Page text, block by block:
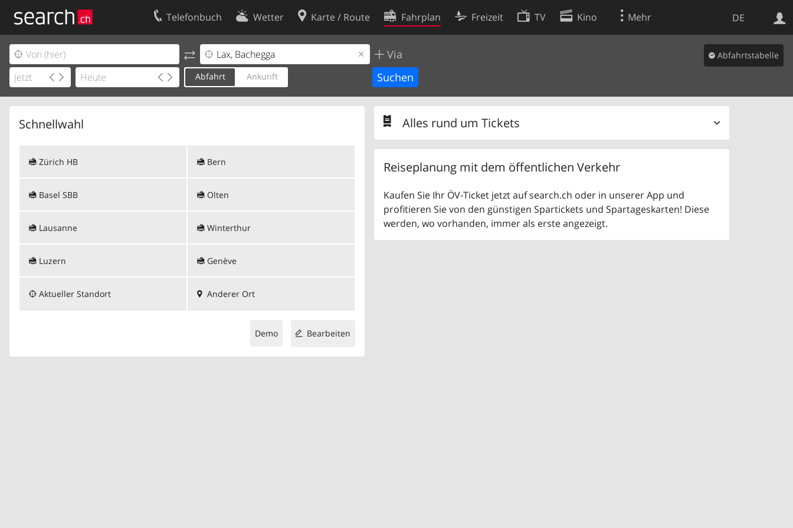
DE
Telefonbuch Wetter Karte / Route Fahrplan Freizeit TV Kino Mehr
Via
Abfahrt Ankunft
Abfahrtstabelle
Schnellwahl
Zürich HB
Basel SBB
Lausanne
Luzern
Bern
Olten
Winterthur
Genève
Aktueller Standort Anderer Ort
Bearbeiten
Demo
Alles rund um Tickets
Reiseplanung mit dem öffentlichen Verkehr
Kaufen Sie Ihr ÖV-Ticket jetzt auf search.ch oder in unserer App und
profitieren Sie von den günstigen Spartickets und Spartageskarten! Diese
werden, wo vorhanden, immer als erste angezeigt.
Ihr Eintrag
Kundencenter Geschäftskunden
Kontakt
Nutzungsbedingungen
Cookie-Einstellungen